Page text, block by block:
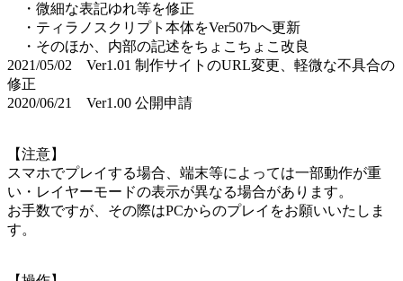
・微細な表記ゆれ等を修正
・ティラノスクリプト本体をVer507bへ更新
・そのほか、内部の記述をちょこちょこ改良
2021/05/02 Ver1.01 制作サイトのURL変更、軽微な不具合の
修正
2020/06/21 Ver1.00 公開申請
【注意】
スマホでプレイする場合、端末等によっては一部動作が重
い・レイヤーモードの表示が異なる場合があります。
お手数ですが、その際はPCからのプレイをお願いいたしま
す。